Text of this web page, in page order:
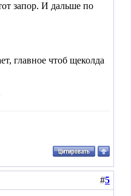
запор. И дальше по
главное чтоб щеколда
#5